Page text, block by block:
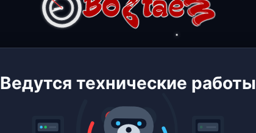
Ведутся технические работы